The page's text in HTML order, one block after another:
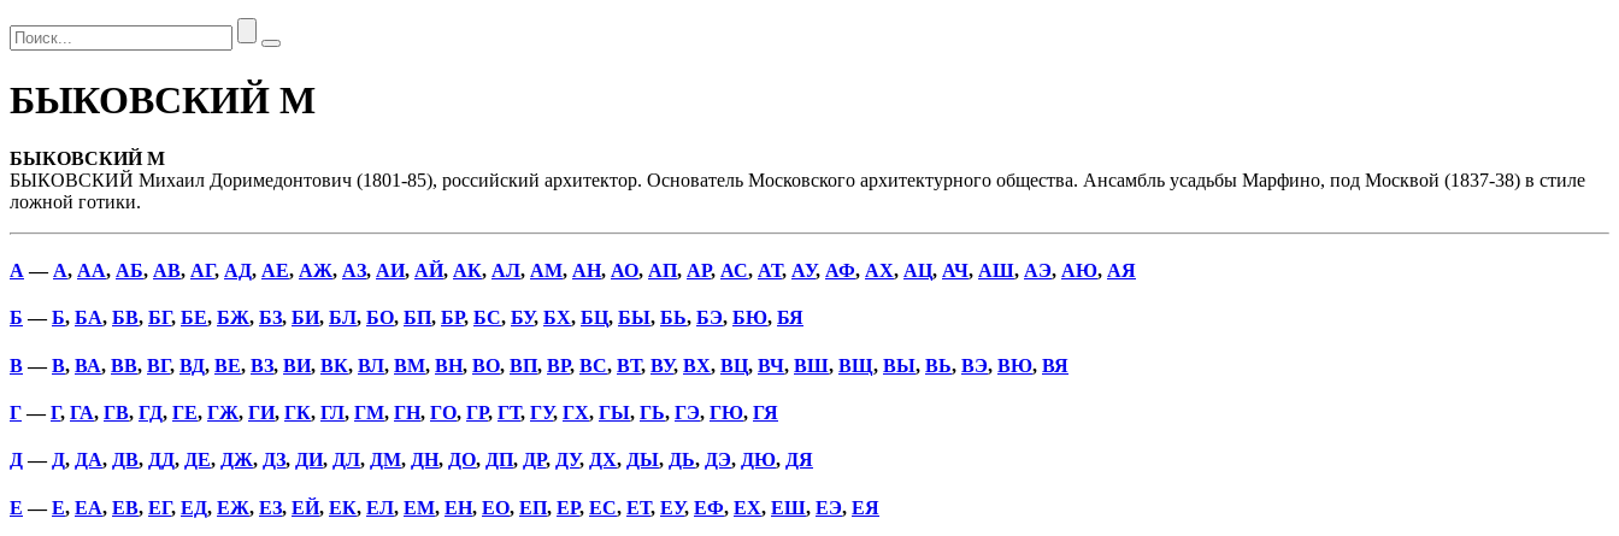
БЫКОВСКИЙ М
БЫКОВСКИЙ М
БЫКОВСКИЙ Михаил Доримедонтович (1801-85), российский архитектор. Основатель Московского архитектурного общества. Ансамбль усадьбы Марфино, под Москвой (1837-38) в стиле
ложной готики.
А — А, АА, АБ, АВ, АГ, АД, АЕ, АЖ, АЗ, АИ, АЙ, АК, АЛ, АМ, АН, АО, АП, АР, АС, АТ, АУ, АФ, АХ, АЦ, АЧ, АШ, АЭ, АЮ, АЯ
Б —Б, БА, БВ, БГ, БЕ, БЖ, БЗ, БИ, БЛ, БО, БП, БР, БС, БУ, БХ, БЦ, БЫ, БЬ, БЭ, БЮ, БЯ
В—В, ВА, ВВ, ВГ, ВД, ВЕ, ВЗ, ВИ, ВК, ВЛ, ВМ, ВН, ВО, ВП, ВР, ВС, ВТ, ВУ, ВХ, ВЦ, ВЧ, ВШ, ВЩ, ВЫ, ВЬ, ВЭ, ВЮ, ВЯ
Г—Г, ГА, ГВ, ГД, ГЕ, ГЖ, ГИ, ГК, ГЛ, ГМ, ГН, ГО, ГР, ГТ, ГУ, ГХ, ГЫ, ГЬ, ГЭ, ГЮ, ГЯ
Д— Д, ДА, ДВ, ДД, ДЕ, ДЖ, ДЗ, ДИ, ДЛ, ДМ, ДН, ДО, ДП, ДР, ДУ, ДХ, ДЫ, ДЬ, ДЭ, ДЮ, ДЯ
Е —Е, ЕА, ЕВ, ЕГ, ЕД, ЕЖ, ЕЗ, ЕЙ, ЕК, ЕЛ, ЕМ, ЕН, ЕО, ЕП, ЕР, ЕС, ЕТ, ЕУ, ЕФ, ЕХ, ЕШ, ЕЭ, ЕЯ